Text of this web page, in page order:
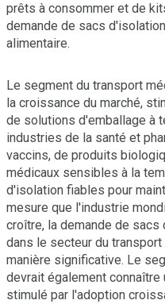
prêts à consommer et de
demande de sacs
alimentaire.
Le segment du transport
la croissance du marché,
de solutions d'emballage à
industries de la santé et
vaccins, de produits
médicaux sensibles à la
d'isolation fiables pour
mesure que l'industrie
croître, la demande de
dans le secteur du
manière significative. Le
devrait également
stimulé par l'adoption